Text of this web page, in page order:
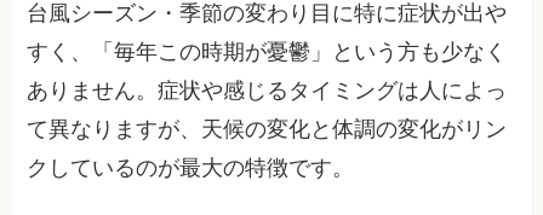
台風シーズン・季節の変わり目に特に症状が出や
すく、「毎年この時期が憂鬱」という方も少なく
ありません。症状や感じるタイミングは人によっ
て異なりますが、天候の変化と体調の変化がリン
クしているのが最大の特徴です。